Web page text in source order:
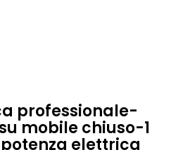
professionale-
mobile chiuso-1
elettrica